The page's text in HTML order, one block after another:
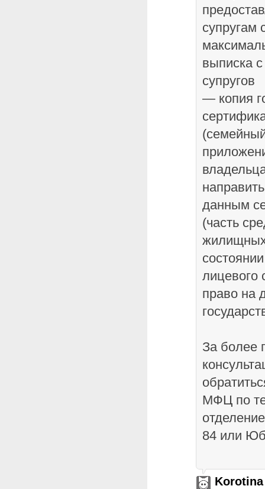
супругам
выписка
супругов
— копия
данным
(часть
жилищных
лицевого
право на
За более
МФЦ по
84 или
Korotina